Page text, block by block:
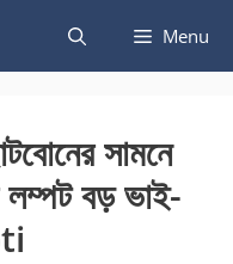
Menu
সামনে
বড় ভাই-